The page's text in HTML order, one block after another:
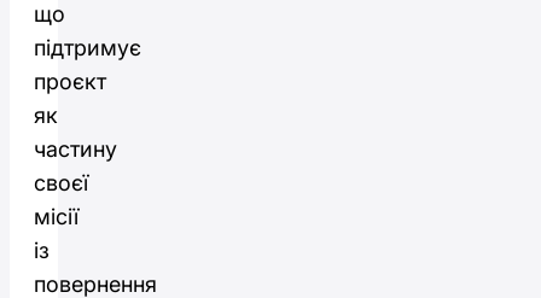
що
підтримує
проєкт
як
частину
своєї
місії
із
повернення